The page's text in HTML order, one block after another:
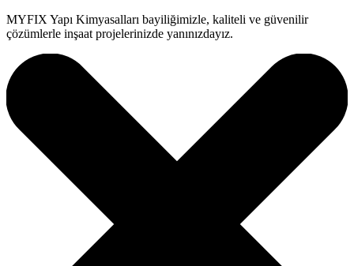
MYFIX Yapı Kimyasalları bayiliğimizle, kaliteli ve güvenilir
çözümlerle inşaat projelerinizde yanınızdayız.